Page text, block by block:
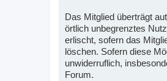
Das Mitglied überträgt
örtlich unbegrenztes
erlischt, sofern das
löschen. Sofern diese
unwiderruflich,
Forum.